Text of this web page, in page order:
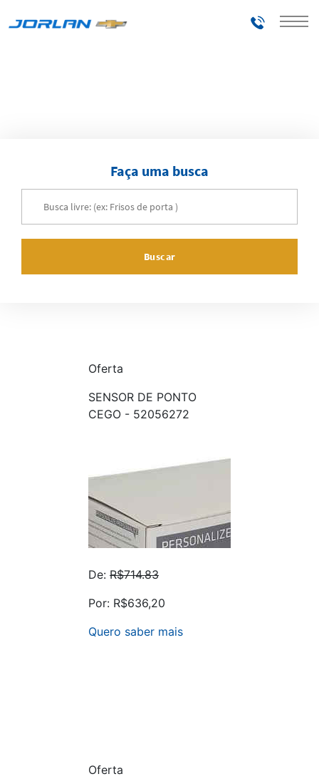
Telefones
Faça uma busca
Buscar
Oferta
SENSOR DE PONTO
CEGO - 52056272
De: R$714.83
Por: R$636,20
Quero saber mais
Oferta